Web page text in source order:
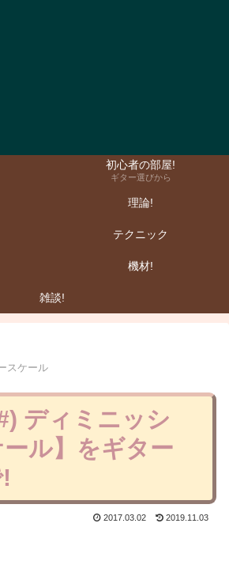
初心者の部屋!
ギター選びから
理論!
テクニック
機材!
雑談!
スケール
ディミニッシ
ル】をギター
2017.03.02 2019.11.03